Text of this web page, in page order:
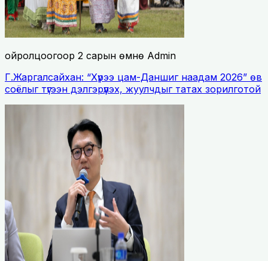
ойролцоогоор 2 сарын өмнө Admin
Г.Жаргалсайхан: “Хүрээ цам-Даншиг наадам 2026” өв
соёлыг түгээн дэлгэрүүлэх, жуулчдыг татах зорилготой